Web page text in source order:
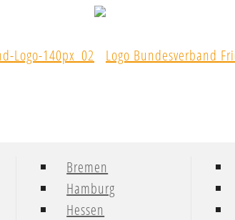
Bremen
Hamburg
Hessen